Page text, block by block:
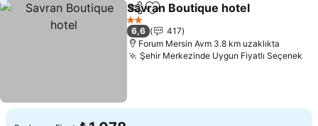
PaylaşFavorilerime ekle
Savran Boutique hotel
2 Yıldız
6,6
417
Forum Mersin Avm 3.8 km uzaklıkta
Şehir Merkezinde Uygun Fiyatlı Seçenek